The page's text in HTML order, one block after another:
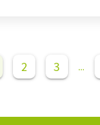
2 3 ...